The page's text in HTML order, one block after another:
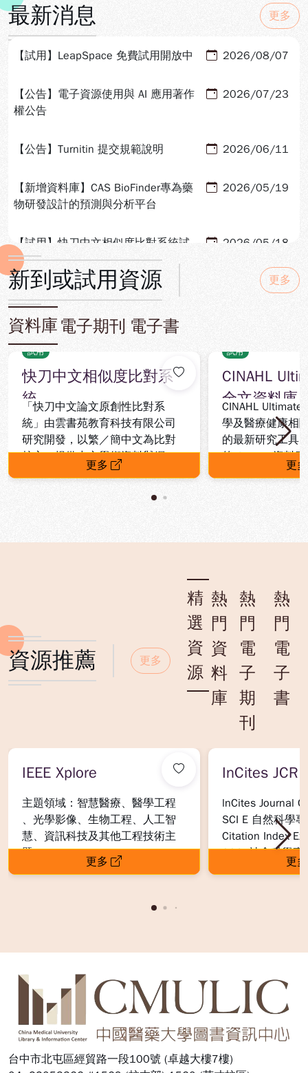
最新消息 更多
【試用】LeapSpace 免費試用開放中 2026/08/07
【公告】電子資源使用與 AI 應用著作
權公告
2026/07/23
【公告】Turnitin 提交規範說明 2026/06/11
【新增資料庫】CAS BioFinder專為藥
物研發設計的預測與分析平台
2026/05/19
【試用】快刀中文相似度比對系統試
用開通
2026/05/18
國家圖書館於
115/04/27~115/08/31提供114(2)
應屆畢業碩博士生使用學位論文品質
輔助系統
2026/04/16
【新功能】UpToDate推出AI
enhanced search
2025/11/14
【新增電子書】Foye's Principles of
Medicinal Chemistry第九版已購入
2025/10/15
Cochrane Library 校外連線問題已修
復
2025/07/24
新到或試用資源
資料庫 電子期刊 電子書
更多
試用
快刀中文相似度比對系
統「快刀中文論文原創性比對系
統」由雲書苑教育科技有限公司
研究開發，以繁／簡中文為比對
核心，提供中文學術資料與網路
中英文資料進行比對服務，並可
更多
試用
CINAHL
全文資料庫
CINAHL Ultimate
學及醫療健康相
的最新研究工具
的 CINAHL資料
Ultimate 提供了
至1962年，期刊
1937年
其他內容：
(1)138 個教學視
序和最佳實踐
(2)168 種疾病快
(3)133 份實證醫
(4)169 個進修教
(5)254 種研究方
更多
資源推薦
精
選
資
源
熱
門
資
料
庫
熱
門
電
子
期
刊
熱
門
電
子
書
更多
IEEE Xplore
主題領域：智慧醫療、醫學工程
、光學影像、生物工程、人工智
慧、資訊科技及其他工程技術主
題。
期刊：醫學方案，提供 200 種以
位課程資源：提供超過 350堂以
3. IEEE-Morgan & Claypool 電子
書：電腦資訊科學類第 11 -12 套
專輯 ( 2019 -2021 年出版書目 )
共 100 冊。
出版/製作單位： IEEE電機電子工
更多
InCites JCR
lnCites Journal
SCI E 自然科學
Citation Index
SSCI 社會科學專
Sciences
收錄主題：包
數、期刊排名。
供比較相同研究
● 立即影響指數
Index)：評量一
文章在發表同一
率。在比較一些
時很有用。
● 文獻總數
更多
台中市北屯區經貿路一段100號 (卓越大樓7樓)